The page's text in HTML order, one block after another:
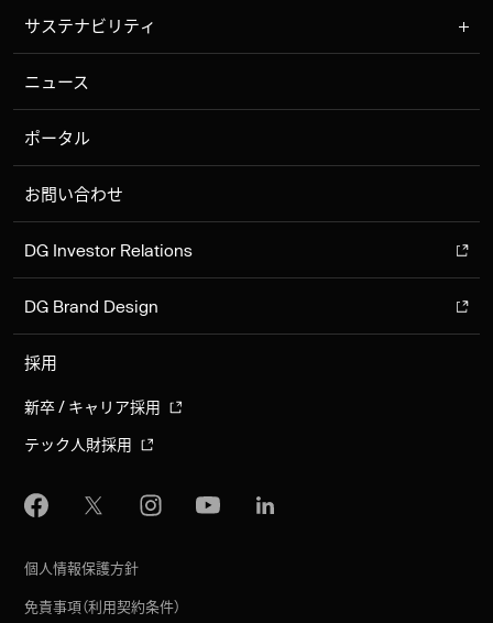
サステナビリティ
ニュース
ポータル
お問い合わせ
DG Investor Relations
DG Brand Design
採用
新卒 / キャリア採用
テック人財採用
個人情報保護方針
免責事項（利用契約条件）